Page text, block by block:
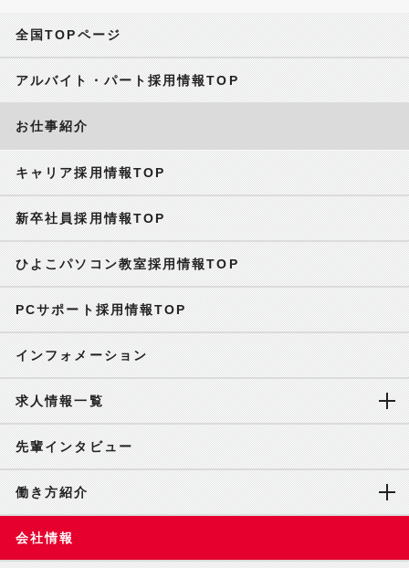
全国TOPページ
アルバイト・パート採用情報TOP
お仕事紹介
キャリア採用情報TOP
新卒社員採用情報TOP
ひよこパソコン教室採用情報TOP
PCサポート採用情報TOP
インフォメーション
求人情報一覧
先輩インタビュー
働き方紹介
会社情報